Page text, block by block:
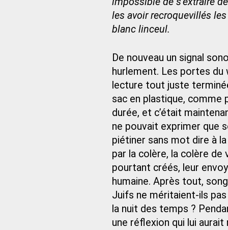
les avoir recroquevillés
blanc linceul.
De nouveau un signal
hurlement. Les portes du
lecture tout juste
sac en plastique, comme
durée, et c’était
ne pouvait exprimer que
piétiner sans mot dire à
par la colère, la colère de
pourtant créés, leur
humaine. Après tout,
Juifs ne méritaient-ils
la nuit des temps ?
une réflexion qui lui